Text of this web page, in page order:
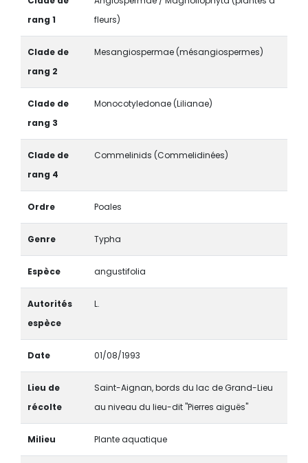
rang 1
fleurs)
Clade de
rang 2
Mesangiospermae (mésangiospermes)
Clade de
rang 3
Monocotyledonae (Lilianae)
Clade de
rang 4
Commelinids (Commelidinées)
Ordre Poales
Genre Typha
Espèce angustifolia
Autorités
espèce
L.
Date 01/08/1993
Lieu de
récolte
Saint-Aignan, bords du lac de Grand-Lieu
au niveau du lieu-dit "Pierres aiguës"
Milieu Plante aquatique